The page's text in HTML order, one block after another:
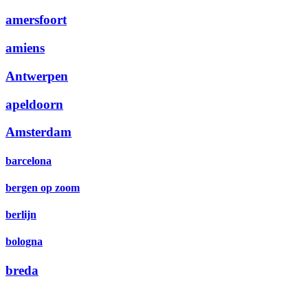
amersfoort
amiens
Antwerpen
apeldoorn
Amsterdam
barcelona
bergen op zoom
berlijn
bologna
breda